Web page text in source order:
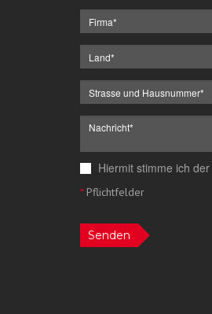
Hiermit stimme ich der
*Pflichtfelder
Senden